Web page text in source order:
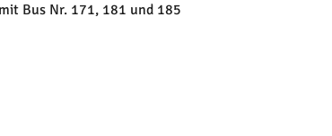
Bus Nr. 171, 181 und 185